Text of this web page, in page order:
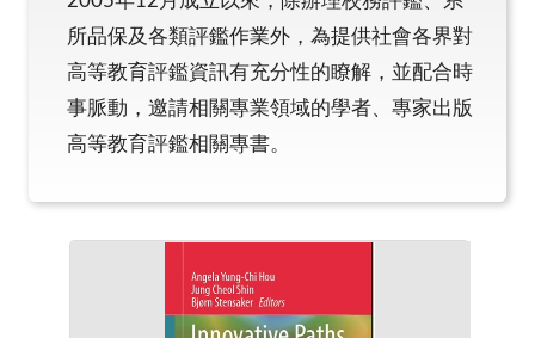
所品保及各類評鑑作業外，為提供社會各界對
高等教育評鑑資訊有充分性的瞭解，並配合時
事脈動，邀請相關專業領域的學者、專家出版
高等教育評鑑相關專書。